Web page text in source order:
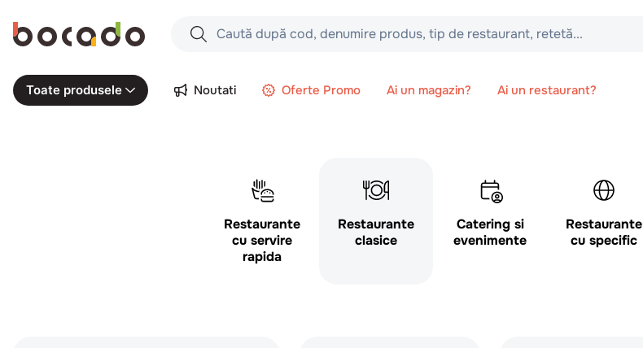
Caută după cod, denumire produs, tip de restaurant, retetă...
Căutări populare
burger
coaste
Toate produsele Noutati Oferte Promo Ai un magazin? Ai un restaurant?
Restaurante
cu servire
rapida
Restaurante
clasice
Catering si
evenimente
Restaurante
cu specific